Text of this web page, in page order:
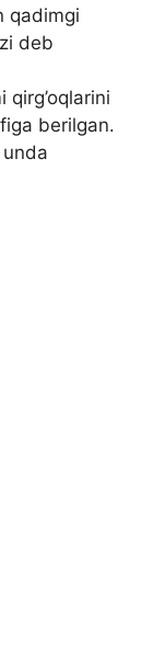
qadimgi
deb
berilgan.